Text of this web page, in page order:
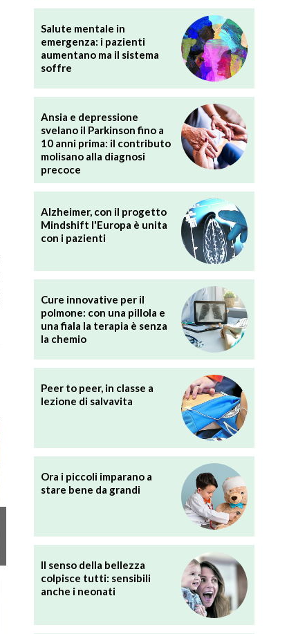
Salute mentale in
emergenza: i pazienti
aumentano ma il sistema
soffre
Ansia e depressione
svelano il Parkinson fino a
10 anni prima: il contributo
molisano alla diagnosi
precoce
Alzheimer, con il progetto
Mindshift l'Europa è unita
con i pazienti
Cure innovative per il
polmone: con una pillola e
una fiala la terapia è senza
la chemio
Peer to peer, in classe a
lezione di salvavita
Ora i piccoli imparano a
stare bene da grandi
Il senso della bellezza
colpisce tutti: sensibili
anche i neonati